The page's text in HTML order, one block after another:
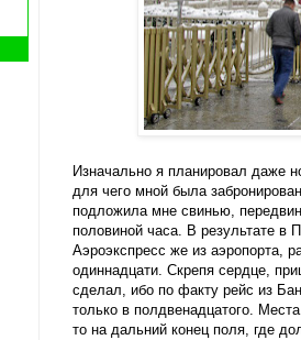
Изначально я планировал даже
для чего мной была
подложила мне свинью,
половиной часа. В результате в
Аэроэкспресс же из аэропорта,
одиннадцати. Скрепя сердце,
сделал, ибо по факту рейс из
только в полдвенадцатого.
то на дальний конец поля, где